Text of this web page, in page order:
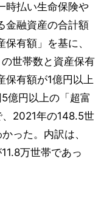
時払い生命保険や
金融資産の合計額
有額」を基に、
世帯数と資産保有
保有額が1億円以上
億円以上の「超富
2021年の148.5世
った。内訳は、
万世帯であっ